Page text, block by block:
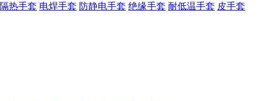
隔热手套 电焊手套 防静电手套 绝缘手套 耐低温手套 皮手套